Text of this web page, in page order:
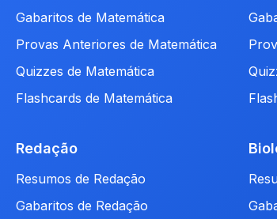
Gabaritos de Matemática
Provas Anteriores de Matemática
Quizzes de Matemática
Flashcards de Matemática
Redação
Resumos de Redação
Gabaritos de Redação